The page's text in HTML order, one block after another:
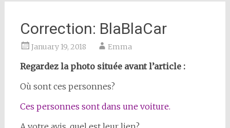
Correction: BlaBlaCar
January 19, 2018 Emma
Regardez la photo située avant l’article :
Où sont ces personnes?
Ces personnes sont dans une voiture.